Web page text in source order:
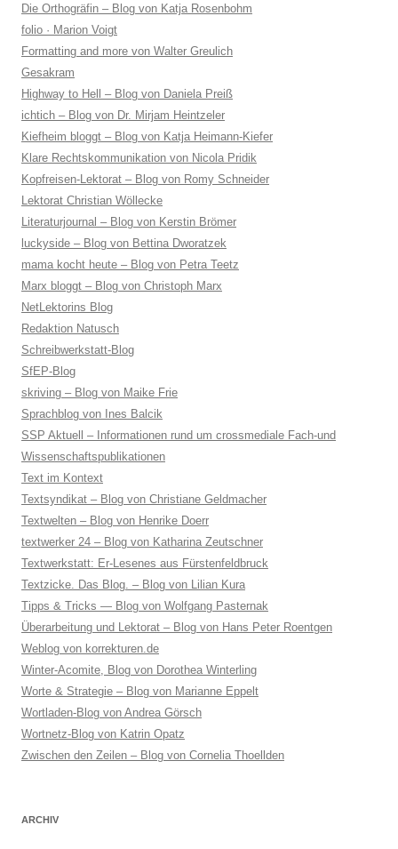
Die Orthogräfin – Blog von Katja Rosenbohm
folio · Marion Voigt
Formatting and more von Walter Greulich
Gesakram
Highway to Hell – Blog von Daniela Preiß
ichtich – Blog von Dr. Mirjam Heintzeler
Kiefheim bloggt – Blog von Katja Heimann-Kiefer
Klare Rechtskommunikation von Nicola Pridik
Kopfreisen-Lektorat – Blog von Romy Schneider
Lektorat Christian Wöllecke
Literaturjournal – Blog von Kerstin Brömer
luckyside – Blog von Bettina Dworatzek
mama kocht heute – Blog von Petra Teetz
Marx bloggt – Blog von Christoph Marx
NetLektorins Blog
Redaktion Natusch
Schreibwerkstatt-Blog
SfEP-Blog
skriving – Blog von Maike Frie
Sprachblog von Ines Balcik
SSP Aktuell – Informationen rund um crossmediale Fach-und
Wissenschaftspublikationen
Text im Kontext
Textsyndikat – Blog von Christiane Geldmacher
Textwelten – Blog von Henrike Doerr
textwerker 24 – Blog von Katharina Zeutschner
Textwerkstatt: Er-Lesenes aus Fürstenfeldbruck
Textzicke. Das Blog. – Blog von Lilian Kura
Tipps & Tricks — Blog von Wolfgang Pasternak
Überarbeitung und Lektorat – Blog von Hans Peter Roentgen
Weblog von korrekturen.de
Winter-Acomite, Blog von Dorothea Winterling
Worte & Strategie – Blog von Marianne Eppelt
Wortladen-Blog von Andrea Görsch
Wortnetz-Blog von Katrin Opatz
Zwischen den Zeilen – Blog von Cornelia Thoellden
ARCHIV